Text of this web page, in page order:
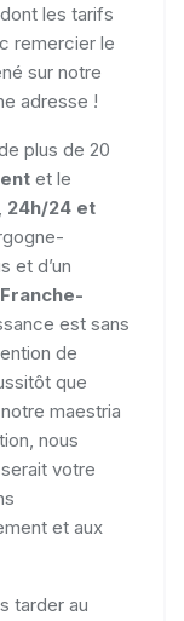
les tarifs
remercier le
sur notre
adresse !
plus de 20
et le
24h/24 et
et d’un
est sans
de
que
maestria
nous
votre
et aux
tarder au